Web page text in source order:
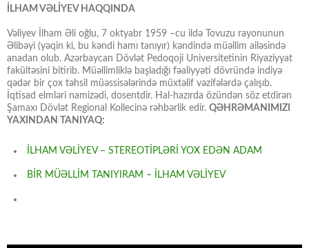
İLHAM VƏLİYEV HAQQINDA
Vəliyev İlham Əli oğlu, 7 oktyabr 1959 –cu ildə Tovuzu rayonunun
Əlibəyi (yəqin ki, bu kəndi hamı tanıyır) kəndində müəllim ailəsində
anadan olub. Azərbaycan Dövlət Pedoqoji Universitetinin Riyaziyyat
fakültəsini bitirib. Müəllimliklə başladığı fəaliyyəti dövründə indiyə
qədər bir çox təhsil müəssisələrində müxtəlif vəzifələrdə çalışıb.
İqtisad elmləri namizədi, dosentdir. Hal-hazırda özündən söz etdirən
Şamaxı Dövlət Regional Kollecinə rəhbərlik edir. QƏHRƏMANIMIZI
YAXINDAN TANIYAQ:
İLHAM VƏLİYEV – STEREOTİPLƏRİ YOX EDƏN ADAM
BİR MÜƏLLİM TANIYIRAM – İLHAM VƏLİYEV